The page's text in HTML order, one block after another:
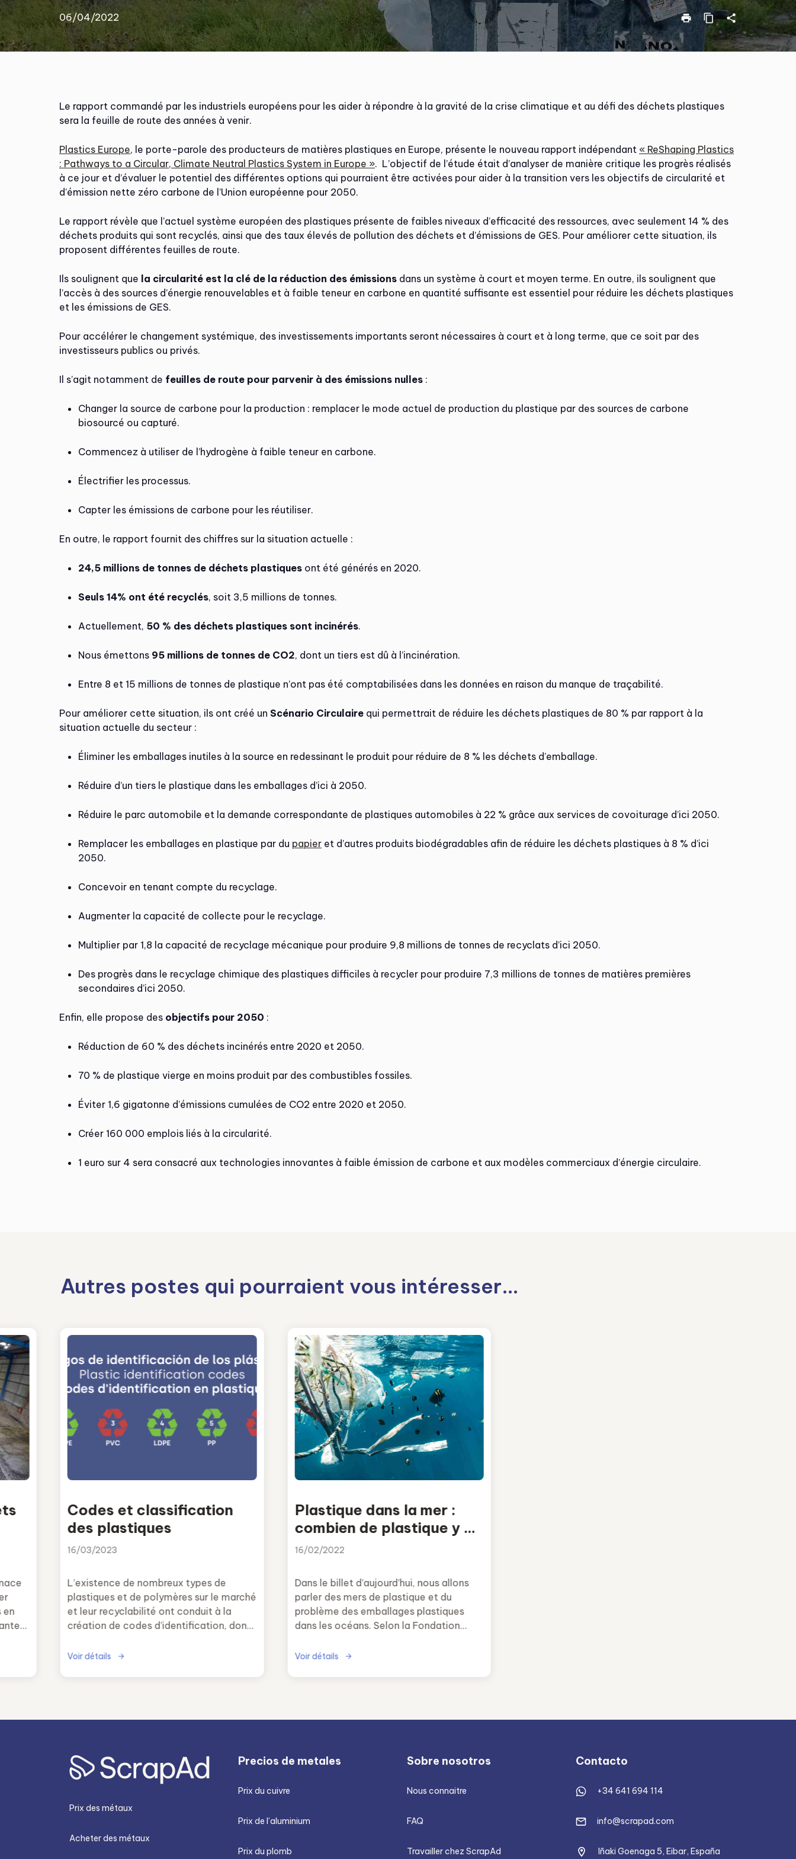
06/04/2022 print content_copy share
Le rapport commandé par les industriels européens pour les aider à répondre à la gravité de la crise climatique et au défi des déchets plastiques
sera la feuille de route des années à venir.
Plastics Europe, le porte-parole des producteurs de matières plastiques en Europe, présente le nouveau rapport indépendant « ReShaping Plastics
: Pathways to a Circular, Climate Neutral Plastics System in Europe ». L’objectif de l’étude était d’analyser de manière critique les progrès réalisés
à ce jour et d’évaluer le potentiel des différentes options qui pourraient être activées pour aider à la transition vers les objectifs de circularité et
d’émission nette zéro carbone de l’Union européenne pour 2050.
Le rapport révèle que l’actuel système européen des plastiques présente de faibles niveaux d’efficacité des ressources, avec seulement 14 % des
déchets produits qui sont recyclés, ainsi que des taux élevés de pollution des déchets et d’émissions de GES. Pour améliorer cette situation, ils
proposent différentes feuilles de route.
Ils soulignent que la circularité est la clé de la réduction des émissions dans un système à court et moyen terme. En outre, ils soulignent que
l’accès à des sources d’énergie renouvelables et à faible teneur en carbone en quantité suffisante est essentiel pour réduire les déchets plastiques
et les émissions de GES.
Pour accélérer le changement systémique, des investissements importants seront nécessaires à court et à long terme, que ce soit par des
investisseurs publics ou privés.
Il s’agit notamment de feuilles de route pour parvenir à des émissions nulles :
Changer la source de carbone pour la production : remplacer le mode actuel de production du plastique par des sources de carbone
biosourcé ou capturé.
Commencez à utiliser de l’hydrogène à faible teneur en carbone.
Électrifier les processus.
Capter les émissions de carbone pour les réutiliser.
En outre, le rapport fournit des chiffres sur la situation actuelle :
24,5 millions de tonnes de déchets plastiques ont été générés en 2020.
Seuls 14% ont été recyclés, soit 3,5 millions de tonnes.
Actuellement, 50 % des déchets plastiques sont incinérés.
Nous émettons 95 millions de tonnes de CO2, dont un tiers est dû à l’incinération.
Entre 8 et 15 millions de tonnes de plastique n’ont pas été comptabilisées dans les données en raison du manque de traçabilité.
Pour améliorer cette situation, ils ont créé un Scénario Circulaire qui permettrait de réduire les déchets plastiques de 80 % par rapport à la
situation actuelle du secteur :
Éliminer les emballages inutiles à la source en redessinant le produit pour réduire de 8 % les déchets d’emballage.
Réduire d’un tiers le plastique dans les emballages d’ici à 2050.
Réduire le parc automobile et la demande correspondante de plastiques automobiles à 22 % grâce aux services de covoiturage d’ici 2050.
Remplacer les emballages en plastique par du papier et d’autres produits biodégradables afin de réduire les déchets plastiques à 8 % d’ici
2050.
Concevoir en tenant compte du recyclage.
Augmenter la capacité de collecte pour le recyclage.
Multiplier par 1,8 la capacité de recyclage mécanique pour produire 9,8 millions de tonnes de recyclats d’ici 2050.
Des progrès dans le recyclage chimique des plastiques difficiles à recycler pour produire 7,3 millions de tonnes de matières premières
secondaires d’ici 2050.
Enfin, elle propose des objectifs pour 2050 :
Réduction de 60 % des déchets incinérés entre 2020 et 2050.
70 % de plastique vierge en moins produit par des combustibles fossiles.
Éviter 1,6 gigatonne d’émissions cumulées de CO2 entre 2020 et 2050.
Créer 160 000 emplois liés à la circularité.
1 euro sur 4 sera consacré aux technologies innovantes à faible émission de carbone et aux modèles commerciaux d’énergie circulaire.
Autres postes qui pourraient vous intéresser…
en
Codes et classification
des plastiques
16/03/2023
L’existence de nombreux types de
plastiques et de polymères sur le marché
et leur recyclabilité ont conduit à la
création de codes d’identification, dont
Voir détails
Plastique dans la mer :
combien de plastique y a-
t-il dans nos océans
16/02/2022
Dans le billet d’aujourd’hui, nous allons
parler des mers de plastique et du
problème des emballages plastiques
dans les océans. Selon la Fondation
kilos de plastique sont jetés dans les
Voir détails
Prix des métaux
Acheter des métaux
Precios de metales
Prix du cuivre
Prix de l’aluminium
Prix du plomb
Sobre nosotros
Nous connaitre
FAQ
Travailler chez ScrapAd
Contacto
+34 641 694 114
info@scrapad.com
Iñaki Goenaga 5, Eibar, España